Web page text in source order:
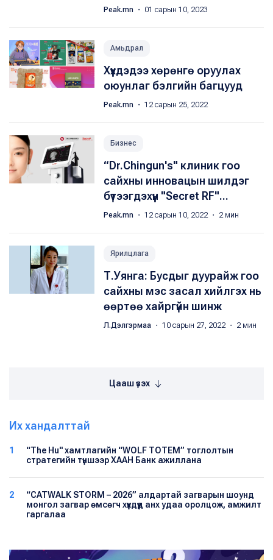
Peak.mn ・ 01 сарын 10, 2023
Амьдрал
Хүүхдэдээ хөрөнгө оруулах
оюунлаг бэлгийн багцууд
Peak.mn ・ 12 сарын 25, 2022
Бизнес
“Dr.Chingun's" клиник гоо
сайхны инновацын шилдэг
бүтээгдэхүүн "Secret RF"...
Peak.mn ・ 12 сарын 10, 2022 ・ 2 мин
Ярилцлага
Т.Уянга: Бусдыг дуурайж гоо
сайхны мэс засал хийлгэх нь
өөртөө хайргүйн шинж
Л.Дэлгэрмаа ・ 10 сарын 27, 2022 ・ 2 мин
Цааш үзэх
Их хандалттай
1
“The Hu" хамтлагийн “WOLF TOTEM” тоглолтын
стратегийн түншээр ХААН Банк ажиллана
2
“CATWALK STORM – 2026” алдартай загварын шоунд
монгол загвар өмсөгч хүүхдүүд анх удаа оролцож, амжилт
гаргалаа